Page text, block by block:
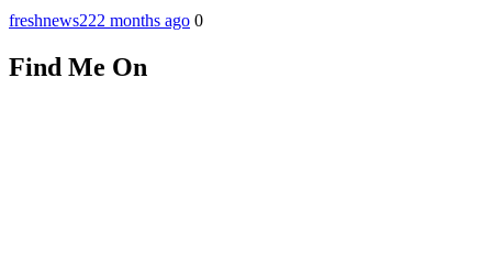
freshnews222 months ago 0
Find Me On